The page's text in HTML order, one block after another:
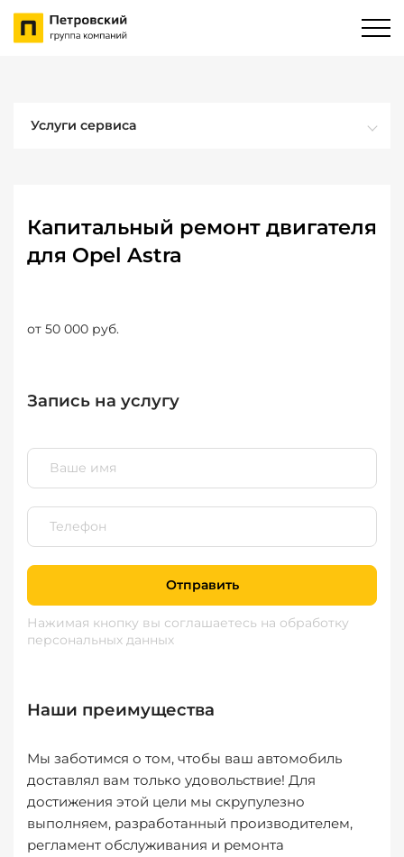
Услуги сервиса
Капитальный ремонт двигателя
для Opel Astra
от 50 000 руб.
Запись на услугу
Отправить
Нажимая кнопку вы соглашаетесь на обработку
персональных данных
Наши преимущества
Мы заботимся о том, чтобы ваш автомобиль
доставлял вам только удовольствие! Для
достижения этой цели мы скрупулезно
выполняем, разработанный производителем,
регламент обслуживания и ремонта